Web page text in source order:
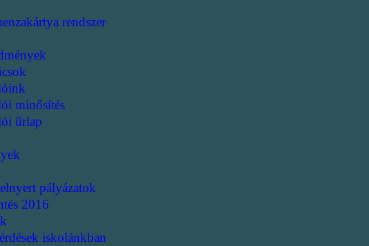
rendszer
minősítés
űrlap
pályázatok
2016
iskolánkban